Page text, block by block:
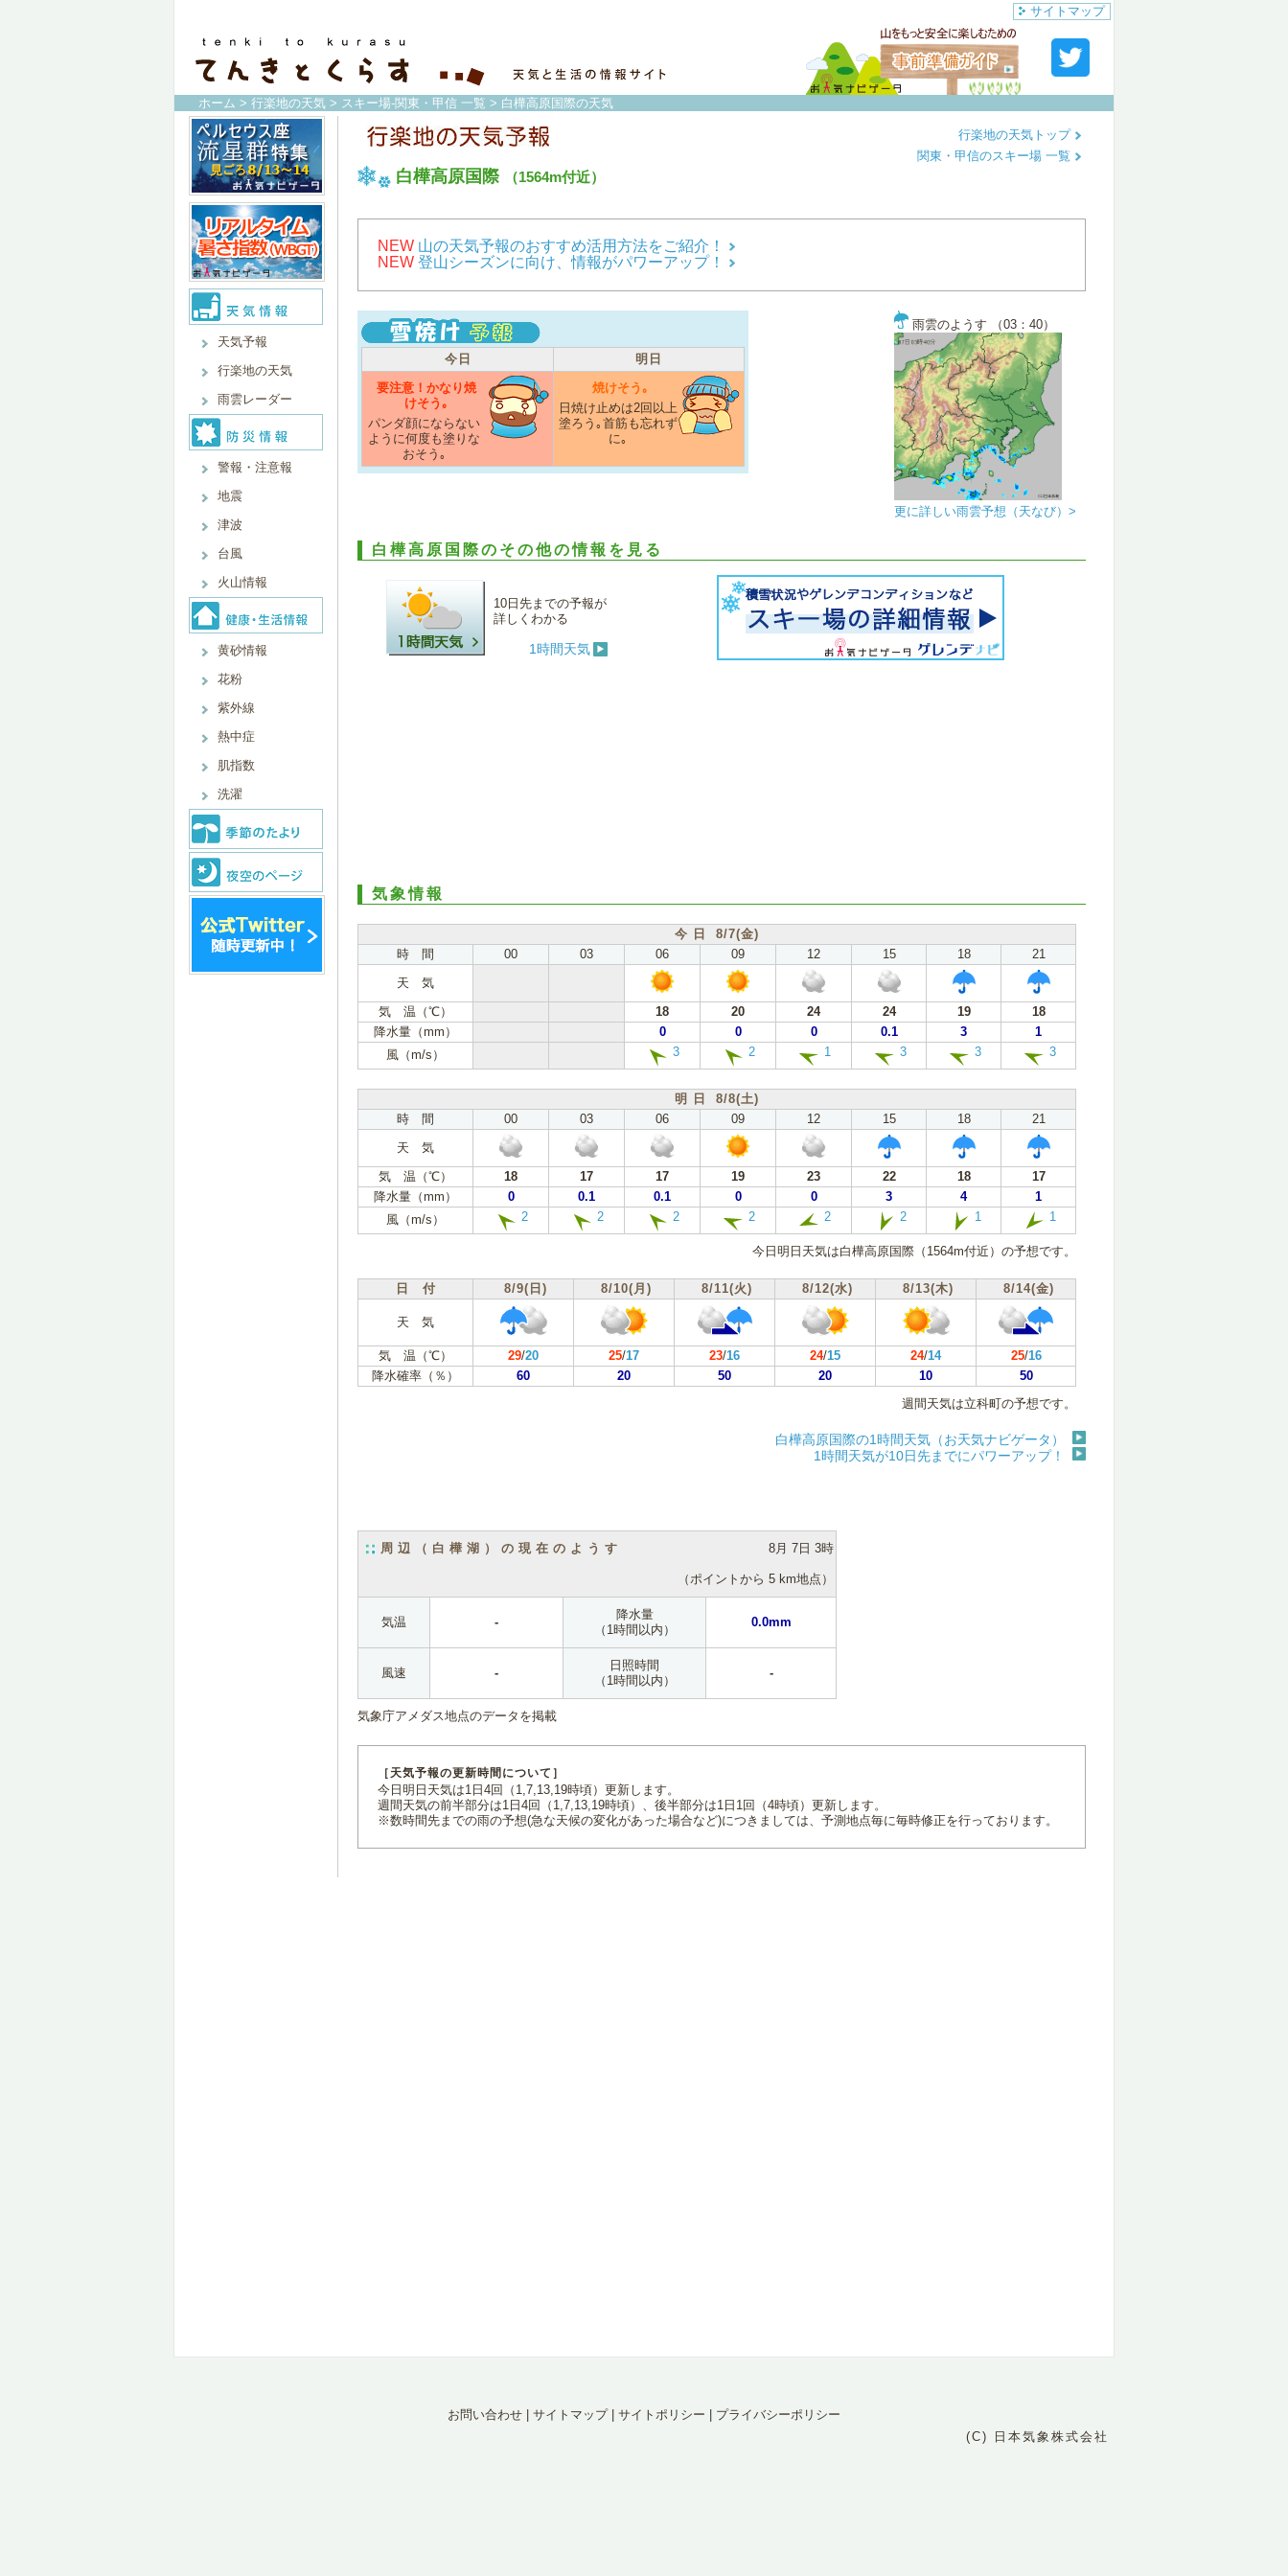
サイトマップ
ホーム > 行楽地の天気 > スキー場-関東・甲信 一覧 > 白樺高原国際の天気
天気予報
行楽地の天気
雨雲レーダー
警報・注意報
地震
津波
台風
火山情報
黄砂情報
花粉
紫外線
熱中症
肌指数
洗濯
白樺高原国際 （1564m付近）
行楽地の天気トップ
関東・甲信のスキー場 一覧
NEW 山の天気予報のおすすめ活用方法をご紹介！
NEW 登山シーズンに向け、情報がパワーアップ！
今日
明日
要注意！かなり焼
けそう｡
パンダ顔にならない
ように何度も塗りな
おそう｡
焼けそう｡
日焼け止めは2回以上
塗ろう｡首筋も忘れず
に｡
雨雲のようす （03：40）
更に詳しい雨雲予想（天なび）>
白樺高原国際のその他の情報を見る
10日先までの予報が
詳しくわかる
1時間天気
気象情報
今 日 8/7(金)
時 間
00 03 06 09 12 15 18
21
天 気
気 温（℃）
18 20 24 24 19
18
降水量（mm）
0 0 0 0.1 3
1
風（m/s）
3 2 1 3 3 3
明 日 8/8(土)
時 間
00 03 06 09 12 15 18
21
天 気
気 温（℃）
18 17 17 19 23 22 18
17
降水量（mm）
0 0.1 0.1 0 0 3 4
1
風（m/s）
2 2 2 2 2 2 1 1
今日明日天気は白樺高原国際（1564m付近）の予想です。
日 付 8/9(日) 8/10(月) 8/11(火) 8/12(水) 8/13(木) 8/14(金)
天 気
気 温（℃） 29/20 25/17 23/16 24/15 24/14 25/16
降水確率（％）
60 20 50 20 10
50
週間天気は立科町の予想です。
白樺高原国際の1時間天気（お天気ナビゲータ）
1時間天気が10日先までにパワーアップ！
周辺（白樺湖）の現在のようす 8月 7日 3時
（ポイントから 5 km地点）
気温 -
降水量
（1時間以内）
0.0mm
風速 -
日照時間
（1時間以内）
-
気象庁アメダス地点のデータを掲載
［天気予報の更新時間について］
今日明日天気は1日4回（1,7,13,19時頃）更新します。
週間天気の前半部分は1日4回（1,7,13,19時頃）、後半部分は1日1回（4時頃）更新します。
※数時間先までの雨の予想(急な天候の変化があった場合など)につきましては、予測地点毎に毎時修正を行っております。
お問い合わせ サイトマップ| サイトポリシー
プライバシーポリシー
(C) 日本気象株式会社